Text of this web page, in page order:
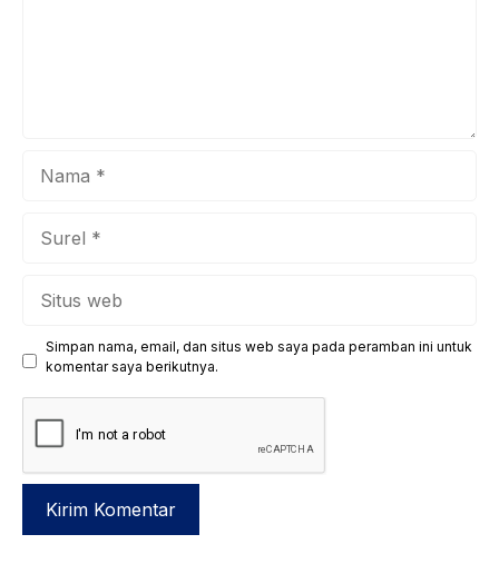
Simpan nama, email, dan situs web saya pada peramban ini untuk
komentar saya berikutnya.